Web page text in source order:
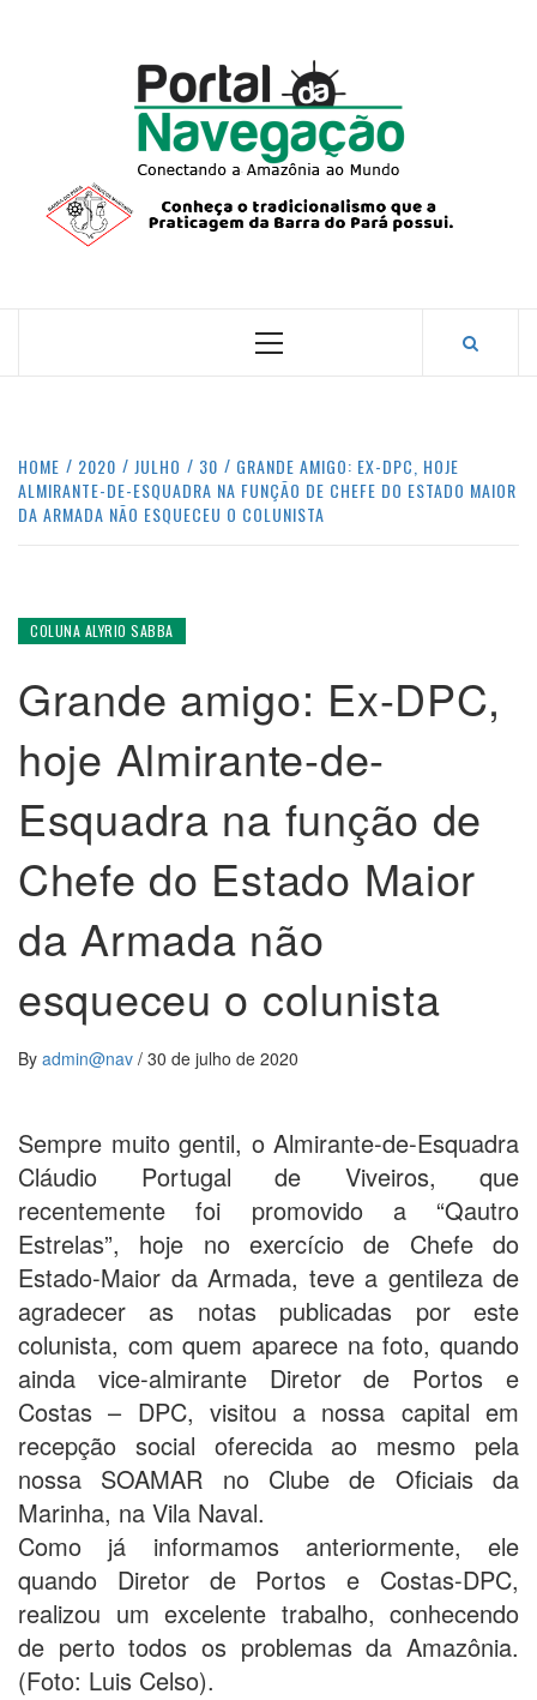
CONECTANDO A AMAZÔNIA COM O MUNDO.
Primary
HOME 2020 JULHO 30
GRANDE AMIGO: EX-DPC, HOJE
ALMIRANTE-DE-ESQUADRA NA FUNÇÃO DE CHEFE DO ESTADO MAIOR
DA ARMADA NÃO ESQUECEU O COLUNISTA
COLUNA ALYRIO SABBA
Grande amigo: Ex-DPC,
hoje Almirante-de-
Esquadra na função de
Chefe do Estado Maior
da Armada não
esqueceu o colunista
By admin@nav / 30 de julho de 2020
Sempre muito gentil, o Almirante-de-Esquadra
Cláudio Portugal de Viveiros, que
recentemente foi promovido a “Qautro
Estrelas”, hoje no exercício de Chefe do
Estado-Maior da Armada, teve a gentileza de
agradecer as notas publicadas por este
colunista, com quem aparece na foto, quando
ainda vice-almirante Diretor de Portos e
Costas – DPC, visitou a nossa capital em
recepção social oferecida ao mesmo pela
nossa SOAMAR no Clube de Oficiais da
Marinha, na Vila Naval.
Como já informamos anteriormente, ele
quando Diretor de Portos e Costas-DPC,
realizou um excelente trabalho, conhecendo
de perto todos os problemas da Amazônia.
(Foto: Luis Celso).